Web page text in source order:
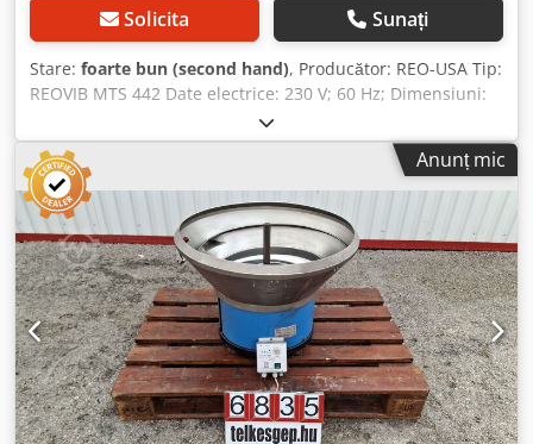
Solicita Sunați
Stare: foarte bun (second hand), Producător: REO-USA Tip:
REOVIB MTS 442 Date electrice: 230 V; 60 Hz; Dimensiuni:
610 x 560 x 1180 mm Diametru placă: 330-380 mm
Greutate: 223 kg Crjdst H Nk Njpfx Abhef
Anunț mic